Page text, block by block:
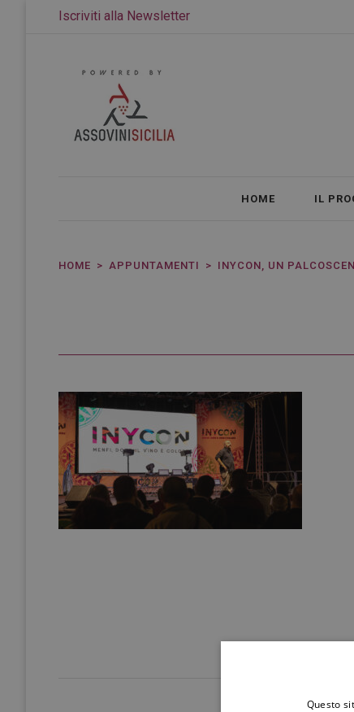
Iscriviti alla Newsletter
HOME IL
HOME APPUNTAMENTI INYCON, UN
Questo